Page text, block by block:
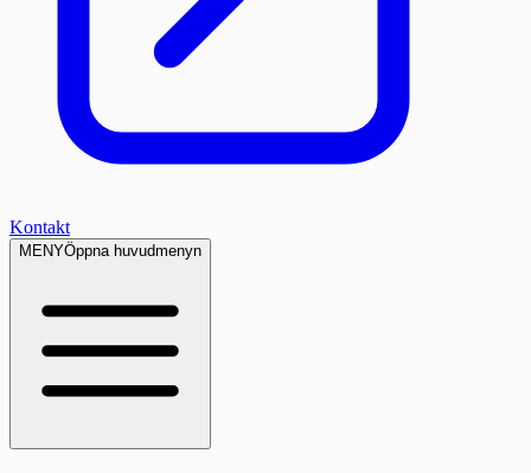
Kontakt
MENYÖppna huvudmenyn